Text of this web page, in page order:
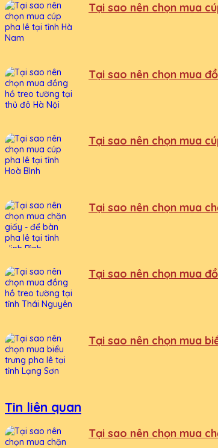
Tại sao nên chọn mua
Tại sao nên chọn mua
Tại sao nên chọn mua
Tại sao nên chọn mua
Tại sao nên chọn mua
Tại sao nên chọn mua
Tin liên quan
Tại sao nên chọn mua